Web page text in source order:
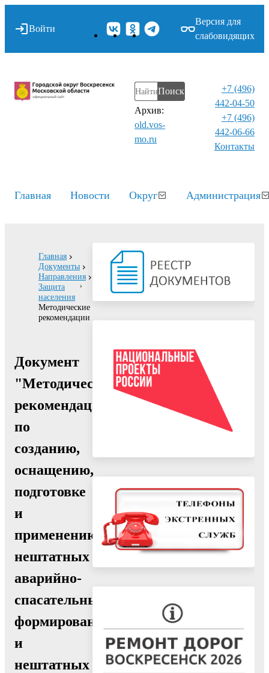
Войти
Версия для
слабовидящих
Поиск
Архив:
old.vos-
mo.ru
+7 (496)
442-04-50
+7 (496)
442-06-66
Контакты⁠
Главная Новости Округ Администрация
Главная
Документы
Направления
Защита
населения
Методические
рекомендации
Документ
"Методические
рекомендации
по
созданию,
оснащению,
подготовке
и
применению
нештатных
аварийно-
спасательных
формирований
и
нештатных